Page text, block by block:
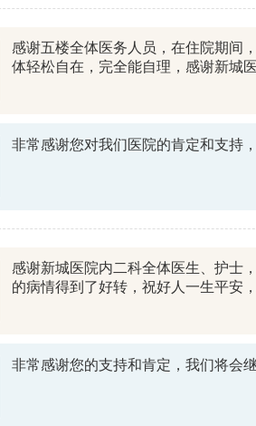
感谢五楼全体医务人员，在住院期间
体轻松自在，完全能自理，感谢新城医
非常感谢您对我们医院的肯定和支持
感谢新城医院内二科全体医生、护士
的病情得到了好转，祝好人一生平安
非常感谢您的支持和肯定，我们将会